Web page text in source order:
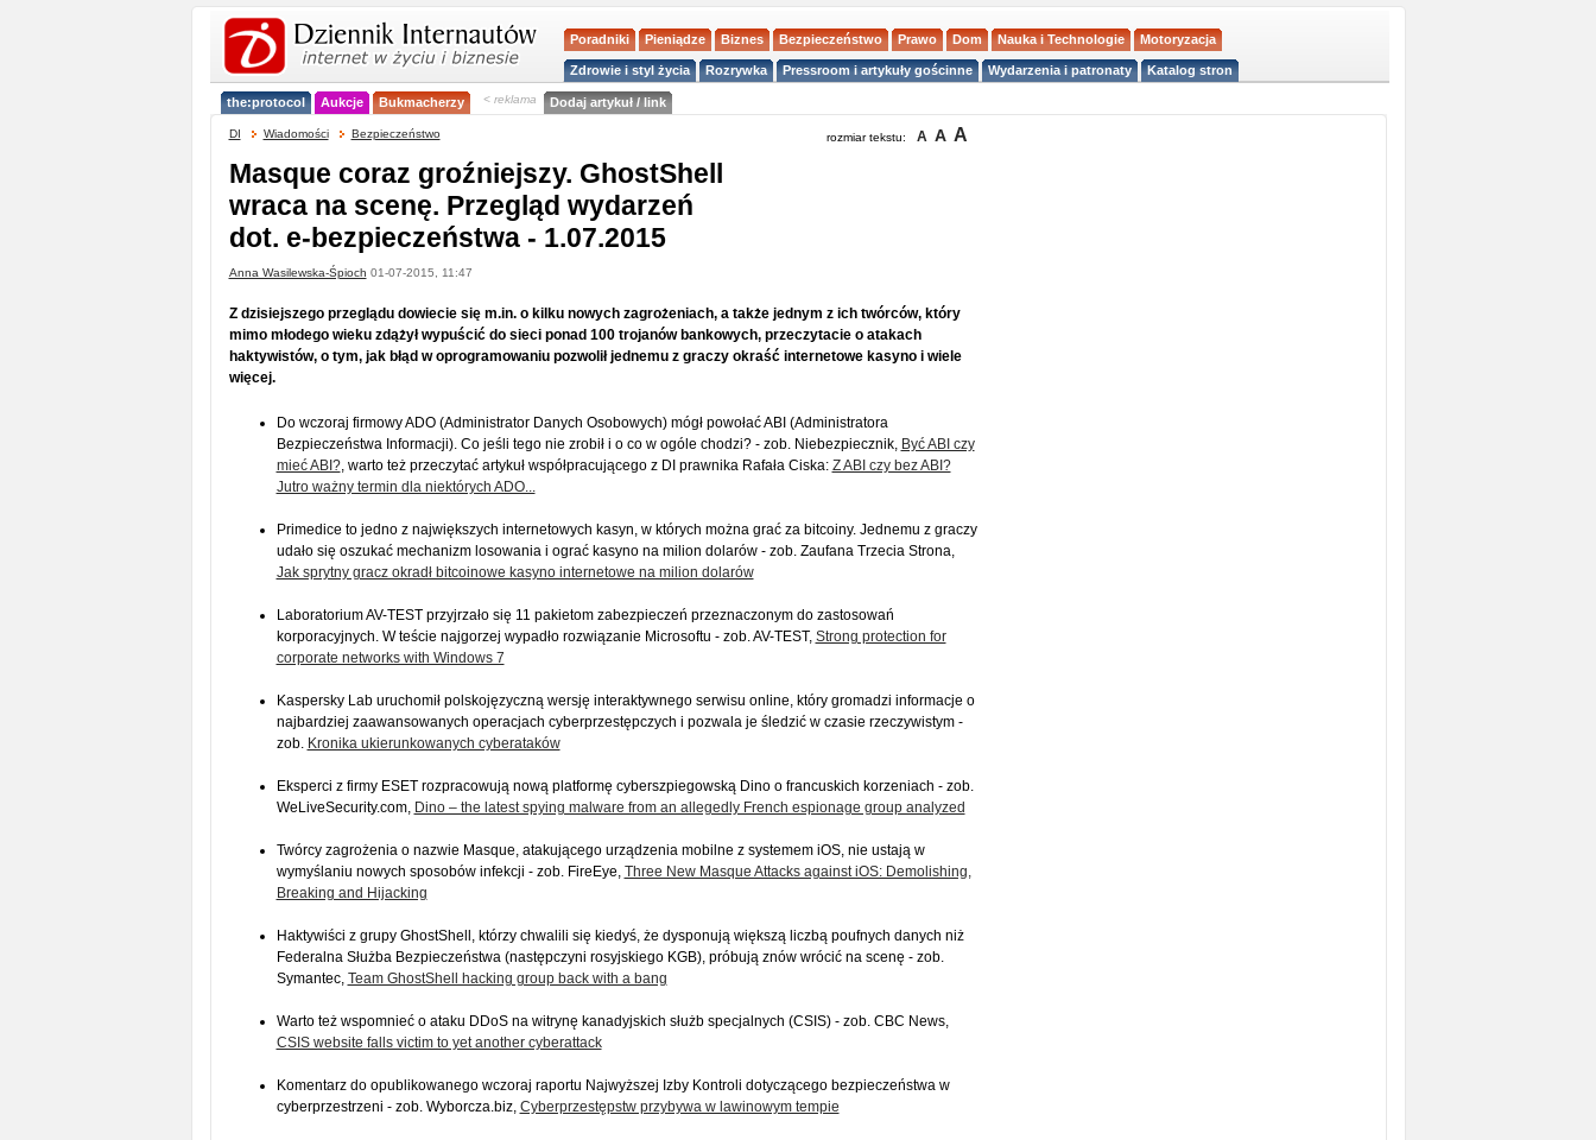
Poradniki Pieniądze Biznes Bezpieczeństwo Prawo Dom Nauka i Technologie Motoryzacja
Zdrowie i styl życia Rozrywka Pressroom i artykuły gościnne Wydarzenia i patronaty Katalog stron
the:protocol Aukcje Bukmacherzy < reklama Dodaj artykuł / link
DI Wiadomości Bezpieczeństwo rozmiar tekstu: A A A
Masque coraz groźniejszy. GhostShell
wraca na scenę. Przegląd wydarzeń
dot. e-bezpieczeństwa - 1.07.2015
Anna Wasilewska-Śpioch 01-07-2015, 11:47
Z dzisiejszego przeglądu dowiecie się m.in. o kilku nowych zagrożeniach, a także jednym z ich twórców, który
mimo młodego wieku zdążył wypuścić do sieci ponad 100 trojanów bankowych, przeczytacie o atakach
haktywistów, o tym, jak błąd w oprogramowaniu pozwolił jednemu z graczy okraść internetowe kasyno i wiele
więcej.
Do wczoraj firmowy ADO (Administrator Danych Osobowych) mógł powołać ABI (Administratora
Bezpieczeństwa Informacji). Co jeśli tego nie zrobił i o co w ogóle chodzi? - zob. Niebezpiecznik, Być ABI czy
mieć ABI?, warto też przeczytać artykuł współpracującego z DI prawnika Rafała Ciska: Z ABI czy bez ABI?
Jutro ważny termin dla niektórych ADO...
Primedice to jedno z największych internetowych kasyn, w których można grać za bitcoiny. Jednemu z graczy
udało się oszukać mechanizm losowania i ograć kasyno na milion dolarów - zob. Zaufana Trzecia Strona,
Jak sprytny gracz okradł bitcoinowe kasyno internetowe na milion dolarów
Laboratorium AV-TEST przyjrzało się 11 pakietom zabezpieczeń przeznaczonym do zastosowań
korporacyjnych. W teście najgorzej wypadło rozwiązanie Microsoftu - zob. AV-TEST, Strong protection for
corporate networks with Windows 7
Kaspersky Lab uruchomił polskojęzyczną wersję interaktywnego serwisu online, który gromadzi informacje o
najbardziej zaawansowanych operacjach cyberprzestępczych i pozwala je śledzić w czasie rzeczywistym -
zob. Kronika ukierunkowanych cyberataków
Eksperci z firmy ESET rozpracowują nową platformę cyberszpiegowską Dino o francuskich korzeniach - zob.
WeLiveSecurity.com, Dino – the latest spying malware from an allegedly French espionage group analyzed
Twórcy zagrożenia o nazwie Masque, atakującego urządzenia mobilne z systemem iOS, nie ustają w
wymyślaniu nowych sposobów infekcji - zob. FireEye, Three New Masque Attacks against iOS: Demolishing,
Breaking and Hijacking
Haktywiści z grupy GhostShell, którzy chwalili się kiedyś, że dysponują większą liczbą poufnych danych niż
Federalna Służba Bezpieczeństwa (następczyni rosyjskiego KGB), próbują znów wrócić na scenę - zob.
Symantec, Team GhostShell hacking group back with a bang
Warto też wspomnieć o ataku DDoS na witrynę kanadyjskich służb specjalnych (CSIS) - zob. CBC News,
CSIS website falls victim to yet another cyberattack
Komentarz do opublikowanego wczoraj raportu Najwyższej Izby Kontroli dotyczącego bezpieczeństwa w
cyberprzestrzeni - zob. Wyborcza.biz, Cyberprzestępstw przybywa w lawinowym tempie